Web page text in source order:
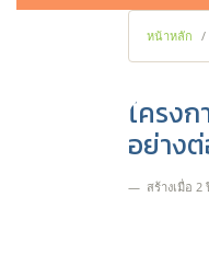
หน้าหลัก
โครง
อย่าง
สร้างเมื่อ 2